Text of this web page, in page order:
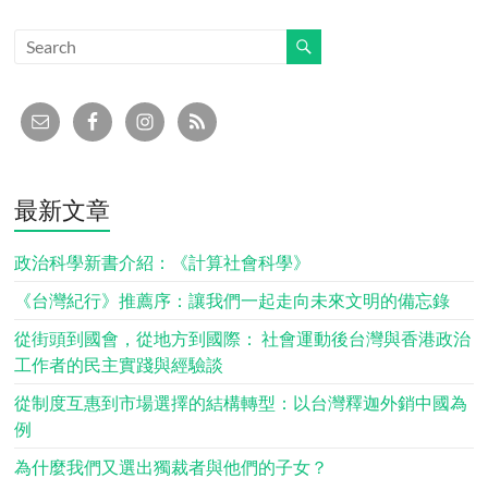
最新文章
政治科學新書介紹：《計算社會科學》
《台灣紀行》推薦序：讓我們一起走向未來文明的備忘錄
從街頭到國會，從地方到國際： 社會運動後台灣與香港政治
工作者的民主實踐與經驗談
從制度互惠到市場選擇的結構轉型：以台灣釋迦外銷中國為
例
為什麼我們又選出獨裁者與他們的子女？